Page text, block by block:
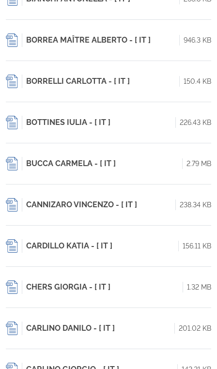
BORREA MAÎTRE ALBERTO - [ IT ] 946.3 KB
BORRELLI CARLOTTA - [ IT ] 150.4 KB
BOTTINES IULIA - [ IT ] 226.43 KB
BUCCA CARMELA - [ IT ] 2.79 MB
CANNIZARO VINCENZO - [ IT ] 238.34 KB
CARDILLO KATIA - [ IT ] 156.11 KB
CHERS GIORGIA - [ IT ] 1.32 MB
CARLINO DANILO - [ IT ] 201.02 KB